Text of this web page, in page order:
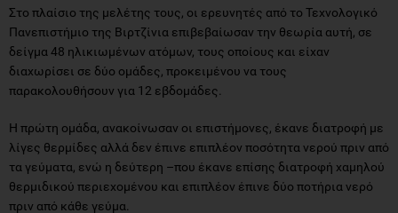
Στο πλαίσιο της μελέτης τους, οι ερευνητές από το Τεχνολογικό
Πανεπιστήμιο της Βιρτζίνια επιβεβαίωσαν την θεωρία αυτή, σε
δείγμα 48 ηλικιωμένων ατόμων, τους οποίους και είχαν
διαχωρίσει σε δύο ομάδες, προκειμένου να τους
παρακολουθήσουν για 12 εβδομάδες.
Η πρώτη ομάδα, ανακοίνωσαν οι επιστήμονες, έκανε διατροφή με
λίγες θερμίδες αλλά δεν έπινε επιπλέον ποσότητα νερού πριν από
τα γεύματα, ενώ η δεύτερη –που έκανε επίσης διατροφή χαμηλού
θερμιδικού περιεχομένου και επιπλέον έπινε δύο ποτήρια νερό
πριν από κάθε γεύμα.